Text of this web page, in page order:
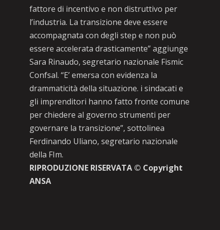
fattore di incentivo e non distruttivo per
l’industria. La transizione deve essere
accompagnata con degli step e non può
essere accelerata drasticamente” aggiunge
Sara Rinaudo, segretario nazionale Fismic
Confsal. “E’ emersa con evidenza la
drammaticità della situazione. i sindacati e
gli imprenditori hanno fatto fronte comune
per chiedere al governo strumenti per
governare la transizione”, sottolinea
Ferdinando Uliano, segretario nazionale
della FIm.
RIPRODUZIONE RISERVATA © Copyright
ANSA